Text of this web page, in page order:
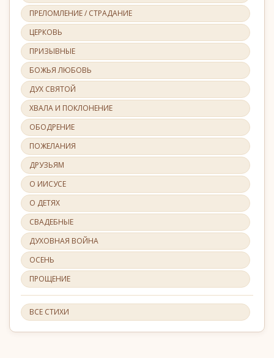
ПРЕЛОМЛЕНИЕ / СТРАДАНИЕ
ЦЕРКОВЬ
ПРИЗЫВНЫЕ
БОЖЬЯ ЛЮБОВЬ
ДУХ СВЯТОЙ
ХВАЛА И ПОКЛОНЕНИЕ
ОБОДРЕНИЕ
ПОЖЕЛАНИЯ
ДРУЗЬЯМ
О ИИСУСЕ
О ДЕТЯХ
СВАДЕБНЫЕ
ДУХОВНАЯ ВОЙНА
ОСЕНЬ
ПРОЩЕНИЕ
ВСЕ СТИХИ